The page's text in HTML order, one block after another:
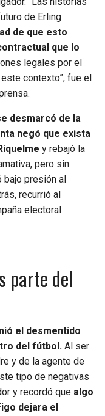
de Erling
de que esto
que lo
legales por el
contexto”, fue el
desmarcó de la
negó que exista
y rebajó la
pero sin
presión al
recurrió al
electoral
parte del
el desmentido
del fútbol. Al ser
y de la agente de
tipo de negativas
y recordó que algo
dejara el